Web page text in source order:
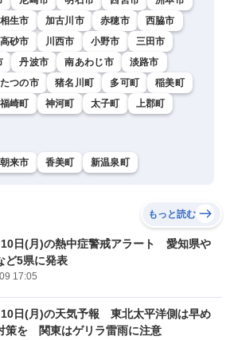
相生市 加古川市 赤穂市
西脇市
高砂市 川西市 小野市
三田市
丹波市 南あわじ市
淡路市
たつの市 猪名川町 多可町
稲美町
福崎町 神河町 太子町
上郡町
朝来市 香美町 新温泉町
もっと読む
10日(月)の熱中症警戒アラート 愛知県や
ど5県に発表
17:05
10日(月)の天気予報 東北太平洋側は早め
策を 関東はゲリラ雷雨に注意